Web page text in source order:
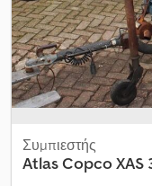
αυτόματος
CE, Dksdpfx Asi
υπερφόρτωσης
περιλαμβάνεται
Συμπιεστής
Atlas CopcoXAS